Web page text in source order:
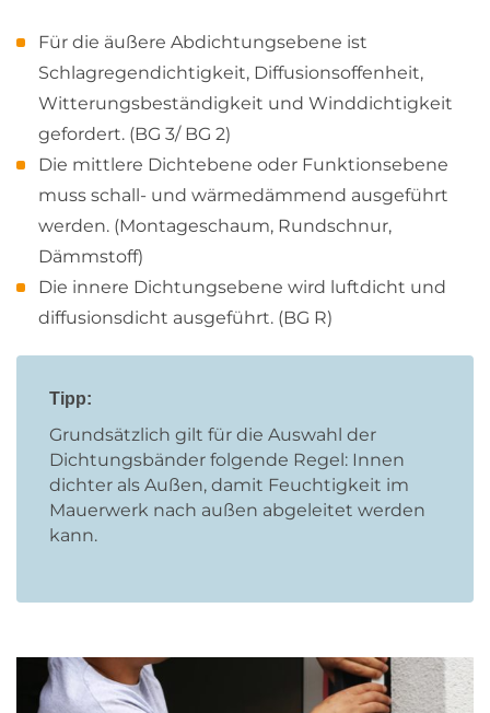
Für die äußere Abdichtungsebene ist
Schlagregendichtigkeit, Diffusionsoffenheit,
Witterungsbeständigkeit und Winddichtigkeit
gefordert. (BG 3/ BG 2)
Die mittlere Dichtebene oder Funktionsebene
muss schall- und wärmedämmend ausgeführt
werden. (Montageschaum, Rundschnur,
Dämmstoff)
Die innere Dichtungsebene wird luftdicht und
diffusionsdicht ausgeführt. (BG R)
Tipp:
Grundsätzlich gilt für die Auswahl der
Dichtungsbänder folgende Regel: Innen
dichter als Außen, damit Feuchtigkeit im
Mauerwerk nach außen abgeleitet werden
kann.